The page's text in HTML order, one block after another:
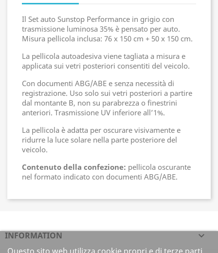
Il Set auto Sunstop Performance in grigio con
trasmissione luminosa 35% è pensato per auto.
Misura pellicola inclusa: 76 x 150 cm + 50 x 150 cm.
La pellicola autoadesiva viene tagliata a misura e
applicata sui vetri posteriori consentiti del veicolo.
Con documenti ABG/ABE e senza necessità di
registrazione. Uso solo sui vetri posteriori a partire
dal montante B, non su parabrezza o finestrini
anteriori. Trasmissione UV inferiore all’1%.
La pellicola è adatta per oscurare visivamente e
ridurre la luce solare nella parte posteriore del
veicolo.
Contenuto della confezione: pellicola oscurante
nel formato indicato con documenti ABG/ABE.
INFORMATION 